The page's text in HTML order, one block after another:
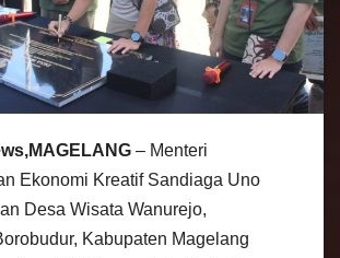
– Menteri
Ekonomi Kreatif Sandiaga Uno
Desa Wisata Wanurejo,
Kabupaten Magelang